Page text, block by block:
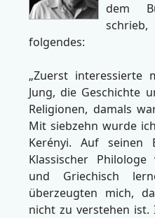
dem
folgendes:
„Zuerst interessierte
Jung, die Geschichte
Religionen, damals
Mit siebzehn wurde
Kerényi. Auf seinen
Klassischer
und Griechisch
überzeugten mich,
nicht zu verstehen